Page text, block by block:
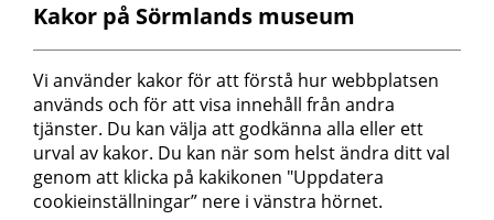
Postadress
Sörmlands museum
Box 314
611 26 Nyköping
Kakor på Sörmlands museum
Vi använder kakor för att förstå hur webbplatsen
används och för att visa innehåll från andra
tjänster. Du kan välja att godkänna alla eller ett
urval av kakor. Du kan när som helst ändra ditt val
genom att klicka på kakikonen "Uppdatera
cookieinställningar” nere i vänstra hörnet.